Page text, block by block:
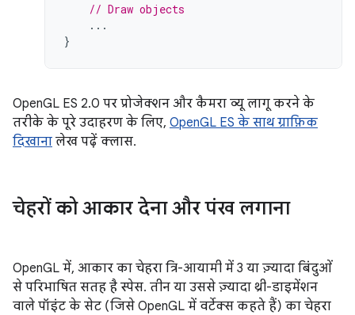
// Draw objects
...
}
OpenGL ES 2.0 पर प्रोजेक्शन और कैमरा व्यू लागू करने के
तरीके के पूरे उदाहरण के लिए, OpenGL ES के साथ ग्राफ़िक
दिखाना लेख पढ़ें क्लास.
चेहरों को आकार देना और पंख लगाना
OpenGL में, आकार का चेहरा त्रि-आयामी में 3 या ज़्यादा बिंदुओं
से परिभाषित सतह है स्पेस. तीन या उससे ज़्यादा थ्री-डाइमेंशन
वाले पॉइंट के सेट (जिसे OpenGL में वर्टेक्स कहते हैं) का चेहरा